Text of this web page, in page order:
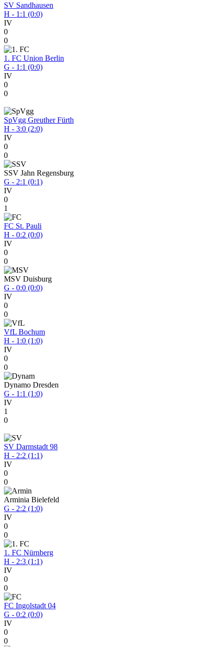
SV Sandhausen
H - 1:1 (0:0)
IV
0
0
1. FC Union Berlin
G - 1:1 (0:0)
IV
0
0
SpVgg Greuther Fürth
H - 3:0 (2:0)
IV
0
0
SSV Jahn Regensburg
G - 2:1 (0:1)
IV
0
1
FC St. Pauli
H - 0:2 (0:0)
IV
0
0
MSV Duisburg
G - 0:0 (0:0)
IV
0
0
VfL Bochum
H - 1:0 (1:0)
IV
0
0
Dynamo Dresden
G - 1:1 (1:0)
IV
1
0
SV Darmstadt 98
H - 2:2 (1:1)
IV
0
0
Arminia Bielefeld
G - 2:2 (1:0)
IV
0
0
1. FC Nürnberg
H - 2:3 (1:1)
IV
0
0
FC Ingolstadt 04
G - 0:2 (0:0)
IV
0
0